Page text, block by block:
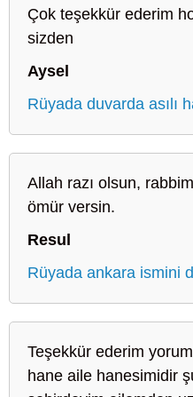
Çok teşekkür ederim
sizden
Aysel
Rüyada duvarda asılı
Allah razı olsun,
ömür versin.
Resul
Rüyada ankara ismini
Teşekkür ederim
hane aile hanesimidir